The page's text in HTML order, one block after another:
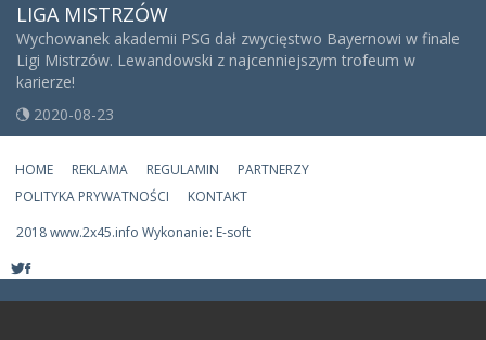
LIGA MISTRZÓW
Wychowanek akademii PSG dał zwycięstwo Bayernowi w finale
Ligi Mistrzów. Lewandowski z najcenniejszym trofeum w
karierze!
2020-08-23
HOME REKLAMA REGULAMIN
PARTNERZY
POLITYKA PRYWATNOŚCI
KONTAKT
2018 www.2x45.info Wykonanie: E-soft